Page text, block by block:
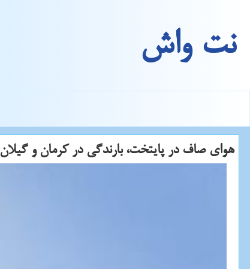
نت واش
هوای صاف در پایتخت، بارندگی در كرمان و گیلان